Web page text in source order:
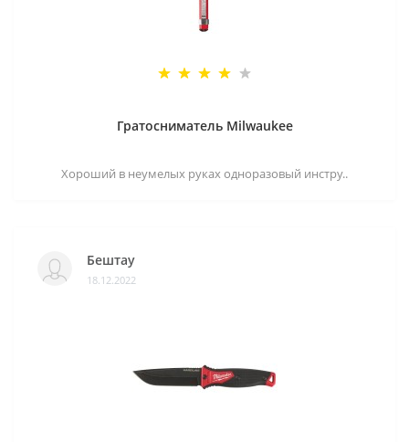
Гратосниматель Milwaukee
Хороший в неумелых руках одноразовый инстру..
Бештау
18.12.2022